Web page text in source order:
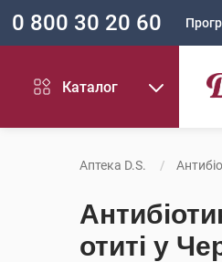
0 800 30 20 60
Каталог
Аптека D.S.
отиті у